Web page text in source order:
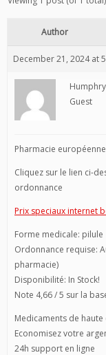
Author
December 21, 2024 at
Guest
Pharmacie européenne
Cliquez sur le lien ci-
ordonnance
Prix speciaux internet
Forme medicale: pilule
Ordonnance requise:
pharmacie)
Disponibilité: In Stock!
Note 4,66 / 5 sur la
Medicaments de
Economisez votre
24h support en ligne